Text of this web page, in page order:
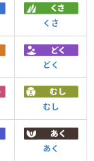
くさ
どく
むし
あく